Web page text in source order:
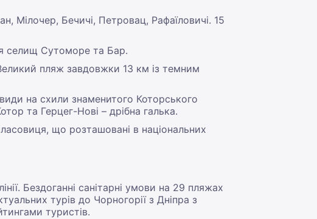
Мілочер, Бечичі, Петровац, Рафаїловичі. 15
селищ Сутоморе та Бар.
пляж завдовжки 13 км із темним
на схили знаменитого Которського
та Герцег-Нові – дрібна галька.
що розташовані в національних
Бездоганні санітарні умови на 29 пляжах
турів до Чорногорії з Дніпра з
туристів.